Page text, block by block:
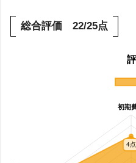
総合評価 22/25点